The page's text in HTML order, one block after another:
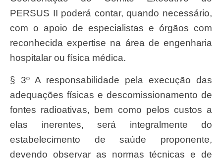
PERSUS II poderá contar, quando necessário,
com o apoio de especialistas e órgãos com
reconhecida expertise na área de engenharia
hospitalar ou física médica.
§ 3º A responsabilidade pela execução das
adequações físicas e descomissionamento de
fontes radioativas, bem como pelos custos a
elas inerentes, será integralmente do
estabelecimento de saúde proponente,
devendo observar as normas técnicas e de